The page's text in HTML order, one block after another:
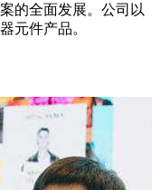
的全面发展。公司以
元件产品。